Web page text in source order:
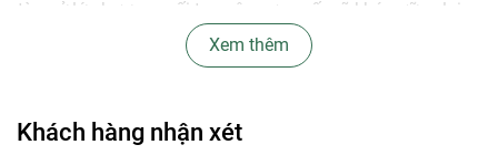
tùng ở lớp hương cuối tạo nên sự quyến rũ khó cưỡng lại.
Thời điểm khuyên dùng : Ngày, Xuân, Hạ
Xem thêm
Khách hàng nhận xét